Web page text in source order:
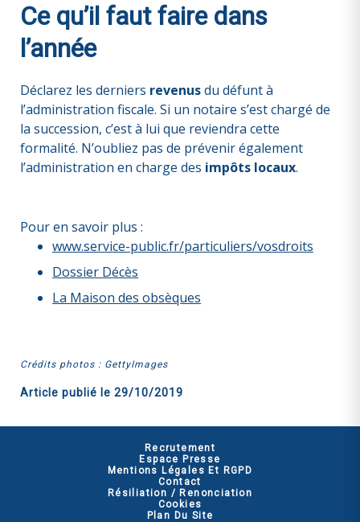
Ce qu’il faut faire dans
l’année
Déclarez les derniers revenusdu défunt à
l’administration fiscale. Si un notaire s’est chargé de
la succession, c’est à lui que reviendra cette
formalité. N’oubliez pas de prévenir également
l’administration en charge des impôts locaux.
Pour en savoir plus :
www.service-public.fr/particuliers/vosdroits
Dossier Décès
La Maison des obsèques
Crédits photos : GettyImages
Article publié le 29/10/2019
Recrutement
Espace Presse
Mentions Légales Et RGPD
Contact
Résiliation / Renonciation
Cookies
Plan Du Site